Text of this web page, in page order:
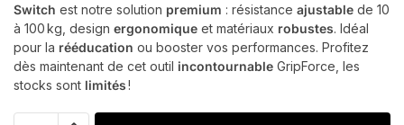
Switch est notre solution premium : résistance ajustable de 10
à 100 kg, design ergonomique et matériaux robustes. Idéal
pour la rééducation ou booster vos performances. Profitez
dès maintenant de cet outil incontournable GripForce, les
stocks sont limités!